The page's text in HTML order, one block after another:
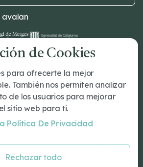
avalan
de Cookies
para ofrecerte la mejor
También nos permiten analizar
de los usuarios para mejorar
sitio web para ti.
Política De Privacidad
Rechazar todo